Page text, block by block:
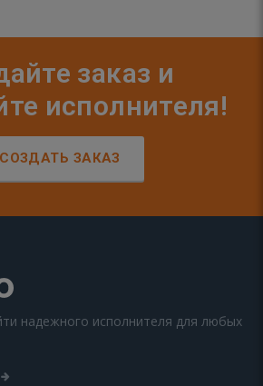
заказ и
исполнителя!
СОЗДАТЬ ЗАКАЗ
надежного исполнителя для любых